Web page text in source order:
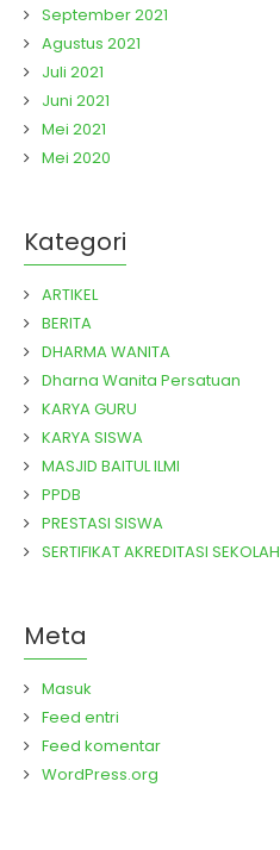
September 2021
Agustus 2021
Juli 2021
Juni 2021
Mei 2021
Mei 2020
Kategori
ARTIKEL
BERITA
DHARMA WANITA
Dharna Wanita Persatuan
KARYA GURU
KARYA SISWA
MASJID BAITUL ILMI
PPDB
PRESTASI SISWA
SERTIFIKAT AKREDITASI SEKOLAH
Meta
Masuk
Feed entri
Feed komentar
WordPress.org